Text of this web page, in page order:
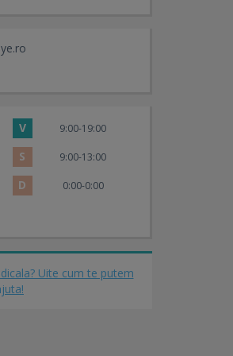
V 9:00-19:00
S 9:00-13:00
D 0:00-0:00
Uite cum te putem